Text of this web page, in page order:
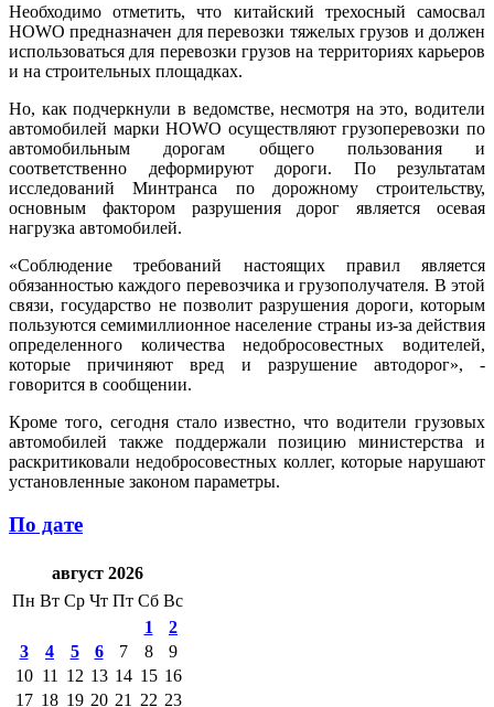
Необходимо отметить, что китайский трехосный самосвал
HOWO предназначен для перевозки тяжелых грузов и должен
использоваться для перевозки грузов на территориях карьеров
и на строительных площадках.
Но, как подчеркнули в ведомстве, несмотря на это, водители
автомобилей марки HOWO осуществляют грузоперевозки по
автомобильным дорогам общего пользования и
соответственно деформируют дороги. По результатам
исследований Минтранса по дорожному строительству,
основным фактором разрушения дорог является осевая
нагрузка автомобилей.
«Соблюдение требований настоящих правил является
обязанностью каждого перевозчика и грузополучателя. В этой
связи, государство не позволит разрушения дороги, которым
пользуются семимиллионное население страны из-за действия
определенного количества недобросовестных водителей,
которые причиняют вред и разрушение автодорог», -
говорится в сообщении.
Кроме того, сегодня стало известно, что водители грузовых
автомобилей также поддержали позицию министерства и
раскритиковали недобросовестных коллег, которые нарушают
установленные законом параметры.
По дате
август 2026
Пн Вт Ср Чт Пт Сб Вс
1
2
3
4 5 6 7 8
9
10 11 12 13 14 15 16
17 18 19 20 21 22 23